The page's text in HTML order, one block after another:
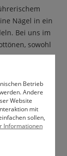
Nägel in ein
Bei uns im
sowohl
.
Note
von
zur
ein in die
Betrieb
Andere
Website
mit
sollen,
Informationen